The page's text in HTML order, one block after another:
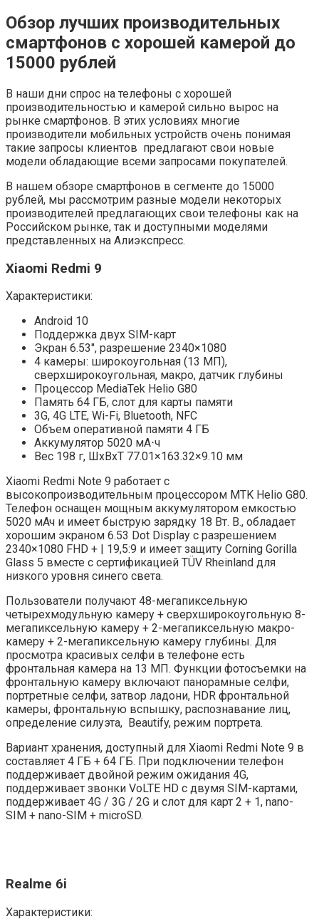
Обзор лучших производительных
смартфонов с хорошей камерой до
15000 рублей
В наши дни спрос на телефоны с хорошей
производительностью и камерой сильно вырос на
рынке смартфонов. В этих условиях многие
производители мобильных устройств очень понимая
такие запросы клиентов предлагают свои новые
модели обладающие всеми запросами покупателей.
В нашем обзоре смартфонов в сегменте до 15000
рублей, мы рассмотрим разные модели некоторых
производителей предлагающих свои телефоны как на
Российском рынке, так и доступными моделями
представленных на Алиэкспресс.
Xiaomi Redmi 9
Характеристики:
Android 10
Поддержка двух SIM-карт
Экран 6.53″, разрешение 2340×1080
4 камеры: широкоугольная (13 МП),
сверхширокоугольная, макро, датчик глубины
Процессор MediaTek Helio G80
Память 64 ГБ, слот для карты памяти
3G, 4G LTE, Wi-Fi, Bluetooth, NFC
Объем оперативной памяти 4 ГБ
Аккумулятор 5020 мА⋅ч
Вес 198 г, ШxВxТ 77.01×163.32×9.10 мм
Xiaomi Redmi Note 9 работает с
высокопроизводительным процессором MTK Helio G80.
Телефон оснащен мощным аккумулятором емкостью
5020 мАч и имеет быструю зарядку 18 Вт. В., обладает
хорошим экраном 6.53 Dot Display с разрешением
2340×1080 FHD + | 19,5:9 и имеет защиту Corning Gorilla
Glass 5 вместе с сертификацией TÜV Rheinland для
низкого уровня синего света.
Пользователи получают 48-мегапиксельную
четырехмодульную камеру + сверхширокоугольную 8-
мегапиксельную камеру + 2-мегапиксельную макро-
камеру + 2-мегапиксельную камеру глубины. Для
просмотра красивых селфи в телефоне есть
фронтальная камера на 13 МП. Функции фотосъемки на
фронтальную камеру включают панорамные селфи,
портретные селфи, затвор ладони, HDR фронтальной
камеры, фронтальную вспышку, распознавание лиц,
определение силуэта, Beautify, режим портрета.
Вариант хранения, доступный для Xiaomi Redmi Note 9 в
составляет 4 ГБ + 64 ГБ. При подключении телефон
поддерживает двойной режим ожидания 4G,
поддерживает звонки VoLTE HD с двумя SIM-картами,
поддерживает 4G / 3G / 2G и слот для карт 2 + 1, nano-
SIM + nano-SIM + microSD.
Realme 6i
Характеристики: